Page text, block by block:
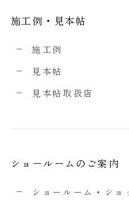
施工例・見本帖
施工例
見本帖
見本帖取扱店
ショールームのご案内
ショールーム・ショ